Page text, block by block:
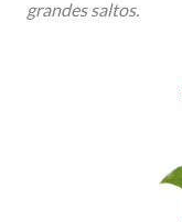
grandes saltos.